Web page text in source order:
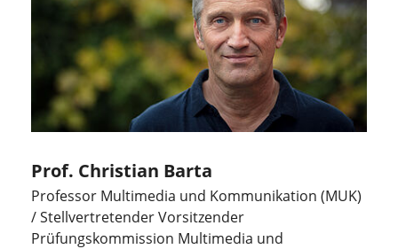
Prof. Christian Barta
Professor Multimedia und Kommunikation (MUK)
/ Stellvertretender Vorsitzender
Prüfungskommission Multimedia und